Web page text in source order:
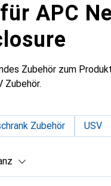
APC
Zubehör zum
Zubehör.
Zubehör USV